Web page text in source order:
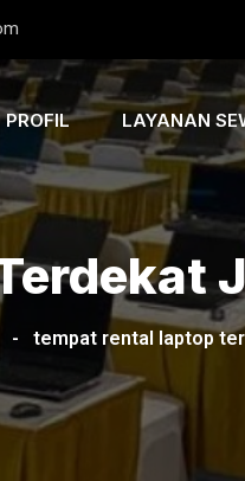
PROFIL LAYANAN
- tempat rental laptop